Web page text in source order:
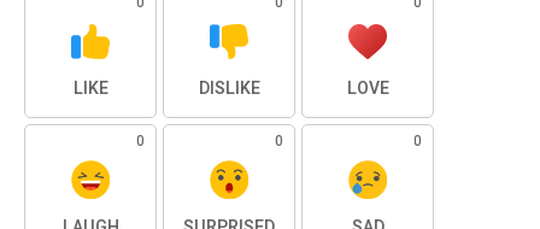
LIKE DISLIKE LOVE
0 0 0